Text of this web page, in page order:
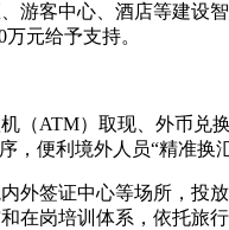
游客中心、酒店等建
元给予支持。
（ATM）取现、外币
便利境外人员“精准换汇
外签证中心等场所，
岗培训体系，依托旅